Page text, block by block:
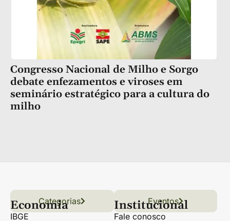
Congresso Nacional de Milho e Sorgo
debate enfezamentos e viroses em
seminário estratégico para a cultura do
milho
Links úteis
Conteúdo Grãos
Florestas Hortifrúti
Categorias Eventos
Economia
IBGE
Institucional
Fale conosco